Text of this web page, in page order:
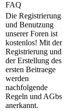
FAQ
Die Registrierung
und Benutzung
unserer Foren ist
kostenlos! Mit der
Registrierung und
der Erstellung des
ersten Beitraege
werden
nachfolgende
Regeln und AGbs
anerkannt.